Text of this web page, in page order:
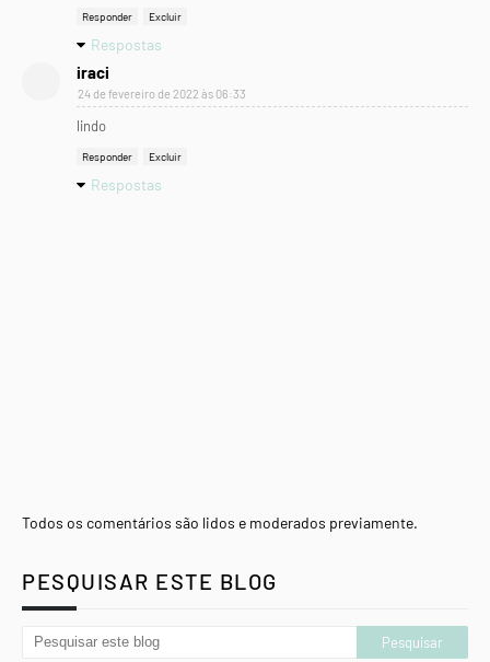
Responder Excluir
Respostas
iraci
24 de fevereiro de 2022 às 06:33
lindo
Responder Excluir
Respostas
Todos os comentários são lidos e moderados previamente.
PESQUISAR ESTE BLOG